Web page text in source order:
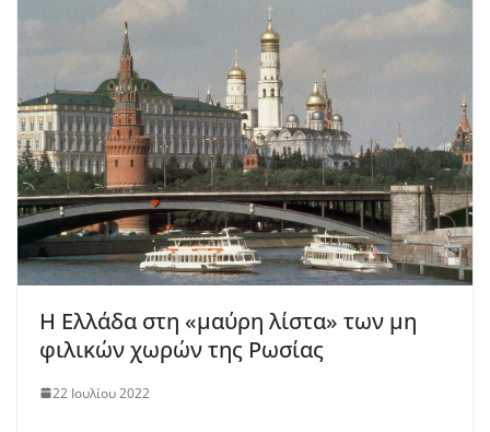
Η Ελλάδα στη «μαύρη λίστα» των μη
φιλικών χωρών της Ρωσίας
22 Ιουλίου 2022